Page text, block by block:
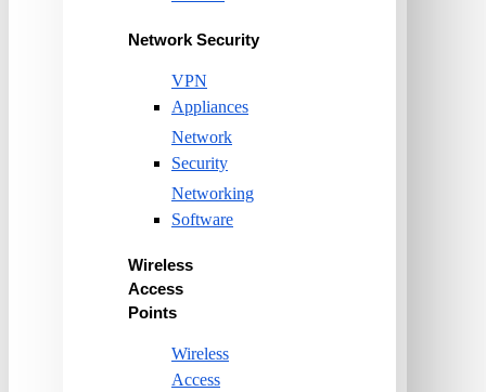
Network Security
VPN
Appliances
Network
Security
Networking
Software
Wireless
Access
Points
Wireless
Access